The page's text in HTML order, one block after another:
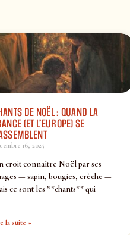
DE NOËL : QUAND LA
(ET L’EUROPE) SE
16, 2025
croit connaître Noël par ses
— sapin, bougies, crèche —
ce sont les **chants** qui
la suite »